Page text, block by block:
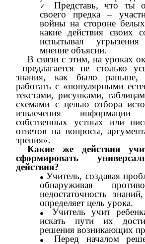
Представь, что ты
своего предка –
войны на стороне
какие действия своих
испытывал
мнение объясни.
В связи с этим, на уроках
предлагается не столько
знания, как было раньше,
работать с «популярными
текстами, рисунками,
схемами с целью отбора
извлечения
собственных устных или
ответов на вопросы,
зрения».
Какие же действия
сформировать
действия?
Учитель, создавая
обнаруживая
недостаточность
определяет цель урока.
Учитель учит
искать пути их
решения возникающих
Перед началом